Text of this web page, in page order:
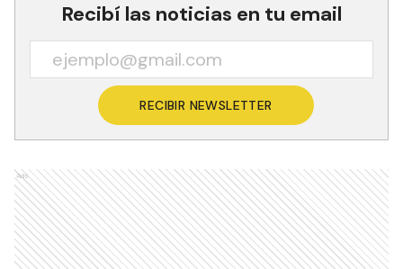
Recibí las noticias en tu email
RECIBIR NEWSLETTER
Ads